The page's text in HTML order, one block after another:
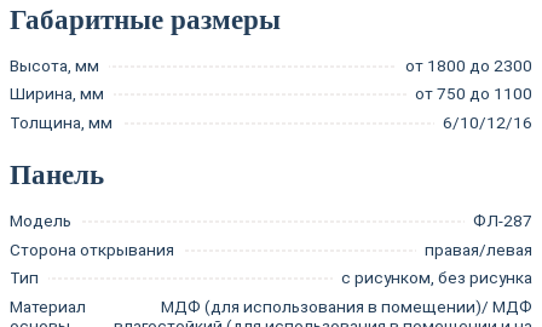
Габаритные размеры
Высота, мм
от 1800 до 2300
Ширина, мм
от 750 до 1100
Толщина, мм
6/10/12/16
Панель
Модель
ФЛ-287
Сторона открывания
правая/левая
Тип
с рисунком, без рисунка
Материал
МДФ (для использования в помещении)/ МДФ